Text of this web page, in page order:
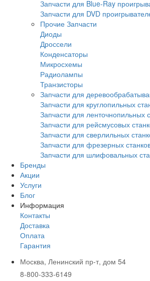
Запчасти для Blue-Ray
Запчасти для DVD
Прочие Запчасти
Диоды
Дроссели
Конденсаторы
Микросхемы
Радиолампы
Транзисторы
Запчасти для
Запчасти для круглопильных
Запчасти для ленточнопильных
Запчасти для рейсмусовых
Запчасти для сверлильных
Запчасти для фрезерных
Запчасти для шлифовальных
Бренды
Акции
Услуги
Блог
Информация
Контакты
Доставка
Оплата
Гарантия
Москва, Ленинский пр-т, дом 54
8-800-333-6149